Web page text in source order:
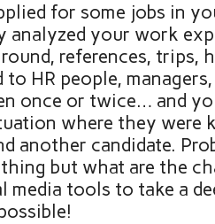
for some jobs in
analyzed your work
references, trips,
HR people,
once or twice… and
where they were
another candidate.
but what are the
media tools to take a